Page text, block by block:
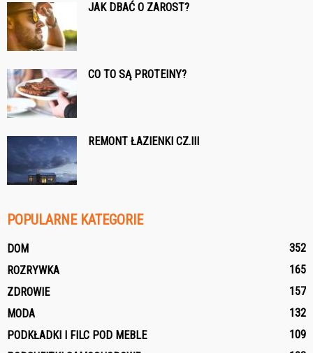
JAK DBAĆ O ZAROST?
CO TO SĄ PROTEINY?
REMONT ŁAZIENKI CZ.III
POPULARNE KATEGORIE
DOM
352
ROZRYWKA
165
ZDROWIE
157
MODA
132
PODKŁADKI I FILC POD MEBLE
109